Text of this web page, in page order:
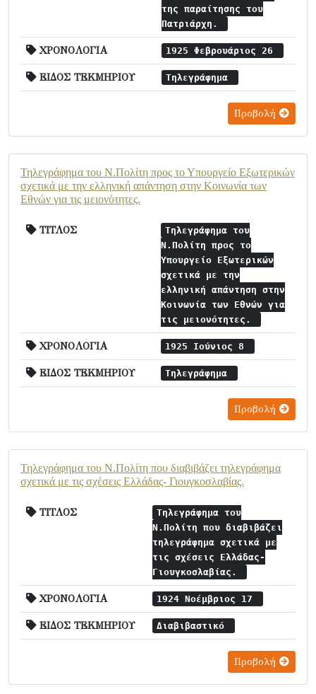
της παραίτησης του
Πατριάρχη.
ΧΡΟΝΟΛΟΓΙΑ 1925 Φεβρουάριος 26
ΕΙΔΟΣ ΤΕΚΜΗΡΙΟΥ Τηλεγράφημα
Προβολή
Τηλεγράφημα του Ν.Πολίτη προς το Υπουργείο Εξωτερικών
σχετικά με την ελληνική απάντηση στην Κοινωνία των
Εθνών για τις μειονότητες.
ΤΙΤΛΟΣ
Τηλεγράφημα του
Ν.Πολίτη προς το
Υπουργείο Εξωτερικών
σχετικά με την
ελληνική απάντηση στην
Κοινωνία των Εθνών για
τις μειονότητες.
ΧΡΟΝΟΛΟΓΙΑ 1925 Ιούνιος 8
ΕΙΔΟΣ ΤΕΚΜΗΡΙΟΥ Τηλεγράφημα
Προβολή
Τηλεγράφημα του Ν.Πολίτη που διαβιβάζει τηλεγράφημα
σχετικά με τις σχέσεις Ελλάδας- Γιουγκοσλαβίας.
ΤΙΤΛΟΣ
Τηλεγράφημα του
Ν.Πολίτη που διαβιβάζει
τηλεγράφημα σχετικά με
τις σχέσεις Ελλάδας-
Γιουγκοσλαβίας.
ΧΡΟΝΟΛΟΓΙΑ 1924 Νοέμβριος 17
ΕΙΔΟΣ ΤΕΚΜΗΡΙΟΥ Διαβιβαστικό
Προβολή